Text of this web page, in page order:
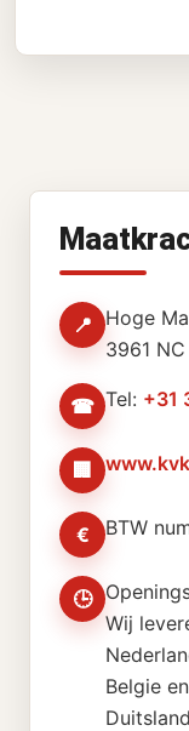
📍
Hoge
3961
☎ Tel: +31
🏢
€ BTW
🕒
Wij
Belgie